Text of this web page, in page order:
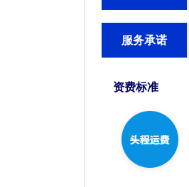
服务承诺
资费标准